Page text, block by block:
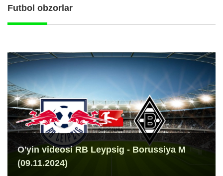
Futbol obzorlar
O'yin videosi RB Leypsig - Borussiya M
(09.11.2024)